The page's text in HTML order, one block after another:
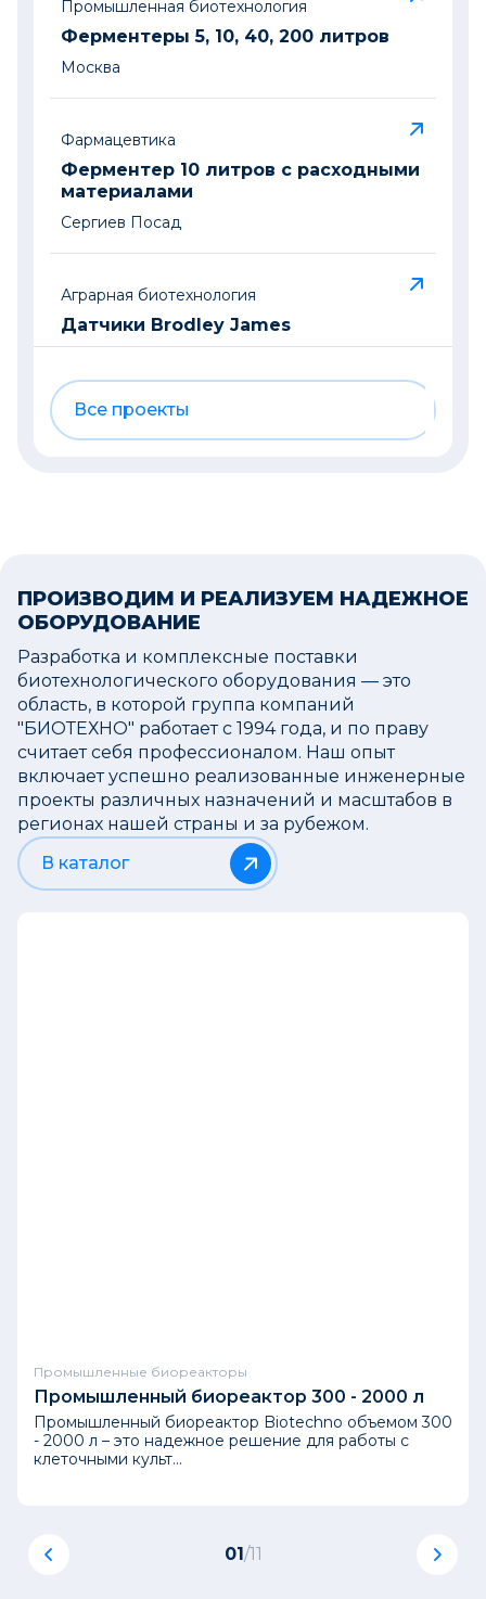
Промышленная биотехнология
Ферментеры 5, 10, 40, 200 литров
Москва
Фармацевтика
Ферментер 10 литров с расходными
материалами
Сергиев Посад
Аграрная биотехнология
Датчики Brodley James
Промышленная биотехнология
Ферментёр 3 литра
Санкт-Петербург
Промышленная биотехнология
Ферментёр 10 литров
Минск
Ферментер, гомогенизатор,
Промышленная биотехнология
Ферментер 30 литров
Все проекты
ПРОИЗВОДИМ И РЕАЛИЗУЕМ НАДЕЖНОЕ
ОБОРУДОВАНИЕ
Разработка и комплексные поставки
биотехнологического оборудования — это
область, в которой группа компаний
"БИОТЕХНО" работает с 1994 года, и по праву
считает себя профессионалом. Наш опыт
включает успешно реализованные инженерные
проекты различных назначений и масштабов в
регионах нашей страны и за рубежом.
В каталог
Промышленные биореакторы
Промышленный биореактор 300 - 2000 л
Промышленный биореактор Biotechno объемом 300
- 2000 л – это надежное решение для работы с
клеточными культ...
01/11